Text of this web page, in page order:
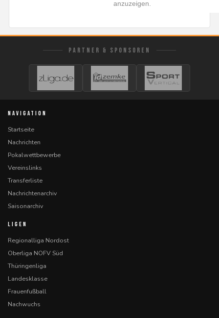
anzuzeigen.
PARTNER & SPONSOREN
NAVIGATION
Startseite
Nachrichten
Pokalwettbewerbe
Vereinslinks
Transferliste
Nachrichtenarchiv
Saisonarchiv
LIGEN
Regionalliga Nordost
Oberliga NOFV Süd
Thüringenliga
Landesklasse
Frauenfußball
Nachwuchs